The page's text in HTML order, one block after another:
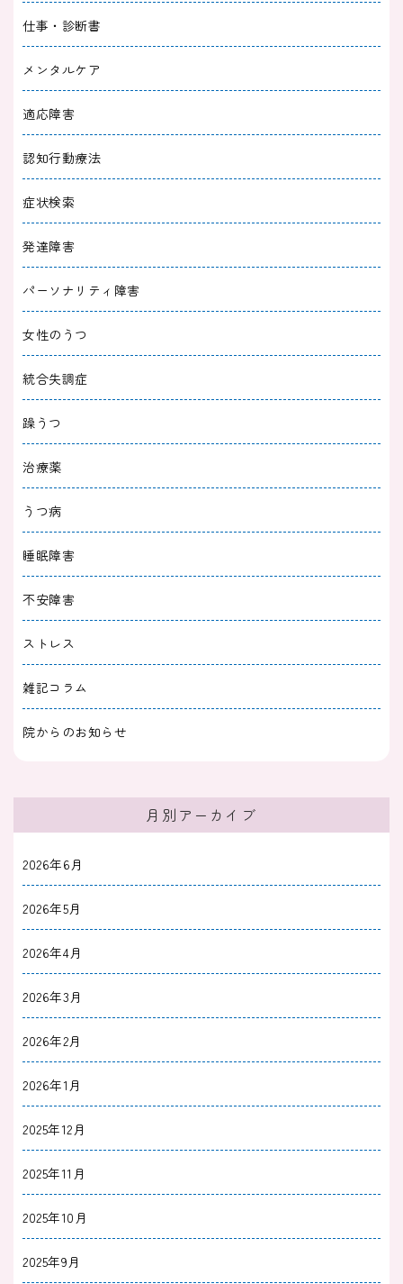
仕事・診断書
メンタルケア
適応障害
認知行動療法
症状検索
発達障害
パーソナリティ障害
女性のうつ
統合失調症
躁うつ
治療薬
うつ病
睡眠障害
不安障害
ストレス
雑記コラム
院からのお知らせ
月別アーカイブ
2026年6月
2026年5月
2026年4月
2026年3月
2026年2月
2026年1月
2025年12月
2025年11月
2025年10月
2025年9月